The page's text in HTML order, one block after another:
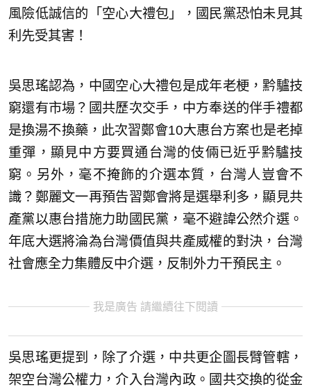
風險低誠信的「空心大禮包」，國民黨恐怕未見其
利先受其害！
吳思瑤認為，中國空心大禮包是成年老梗，黔驢技
窮還有市場？國共歷次交手，中方奉送的伴手禮都
是換湯不換藥，此次習鄭會10大惠台方案也是老掉
重彈，顯見中方要買通台灣的伎倆已近乎黔驢技
窮。另外，毫不掩飾的介選本質，台灣人豈會不
識？鄭麗文一再預告習鄭會將是選舉利多，顯見共
產黨以惠台措施力助國民黨，毫不避諱公然介選。
年底大選將淪為台灣價值與共產威權的對決，台灣
社會應全力集體反中介選，反制外力干預民主。
我是廣告 請繼續往下閱讀
吳思瑤更提到，除了介選，中共更企圖長臂管轄，
架空台灣公權力，介入台灣內政。國共交換的從金